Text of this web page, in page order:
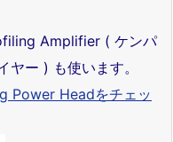
Amplifier ( ケンパ
ヤー ) も使います。
Power Headをチェッ